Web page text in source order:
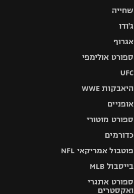
שחייה
ג'ודו
אגרוף
ספורט אולימפי
UFC
היאבקות WWE
אופניים
ספורט מוטורי
כדורמים
פוטבול אמריקאי NFL
בייסבול MLB
ספורט אתגרי
ואקסטרים